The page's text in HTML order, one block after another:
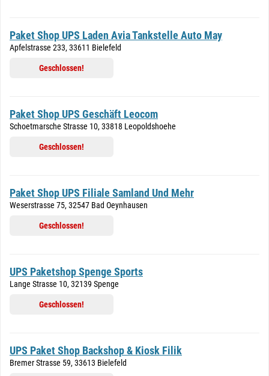
Paket Shop UPS Laden Avia Tankstelle Auto May
Apfelstrasse 233, 33611 Bielefeld
Geschlossen!
Paket Shop UPS Geschäft Leocom
Schoetmarsche Strasse 10, 33818 Leopoldshoehe
Geschlossen!
Paket Shop UPS Filiale Samland Und Mehr
Weserstrasse 75, 32547 Bad Oeynhausen
Geschlossen!
UPS Paketshop Spenge Sports
Lange Strasse 10, 32139 Spenge
Geschlossen!
UPS Paket Shop Backshop & Kiosk Filik
Bremer Strasse 59, 33613 Bielefeld